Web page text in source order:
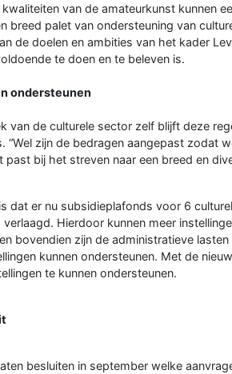
van de amateurkunst kunnen
breed palet van ondersteuning van
de doelen en ambities van het kader
te doen en te beleven is.
ondersteunen
van de culturele sector zelf blijft deze
“Wel zijn de bedragen aangepast zodat
past bij het streven naar een breed en
dat er nu subsidieplafonds voor 6
Hierdoor kunnen meer
bovendien zijn de administratieve
kunnen ondersteunen. Met de
te kunnen ondersteunen.
besluiten in september welke